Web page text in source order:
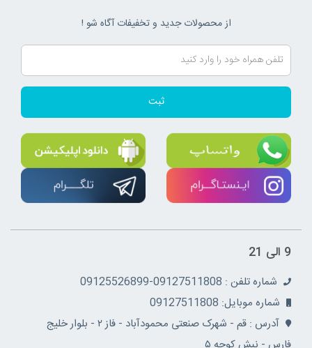
از محصولات جدید و تخفیفات آگاه شو !
ثبت
9 الی 21
شماره تلفن : 09127511808-09125526899
شماره موبایل: 09127511808
آدرس : قم - شهرک صنعتی محمودآباد - فاز ۲ - بلوار خلیج